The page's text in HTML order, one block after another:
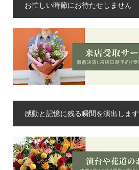
お忙しい時節にお待たせしません
感動と記憶に残る瞬間を演出します